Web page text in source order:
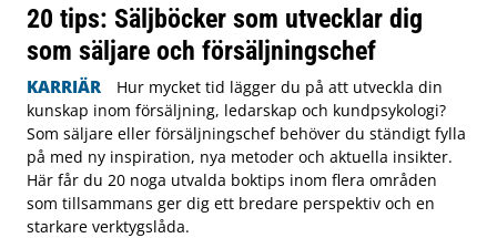
20 tips: Säljböcker som utvecklar dig
som säljare och försäljningschef
KARRIÄR
Hur mycket tid lägger du på att utveckla din
kunskap inom försäljning, ledarskap och kundpsykologi?
Som säljare eller försäljningschef behöver du ständigt fylla
på med ny inspiration, nya metoder och aktuella insikter.
Här får du 20 noga utvalda boktips inom flera områden
som tillsammans ger dig ett bredare perspektiv och en
starkare verktygslåda.